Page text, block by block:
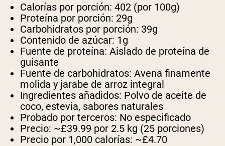
Calorías por porción: 402 (por 100g)
Proteína por porción: 29g
Carbohidratos por porción: 39g
Contenido de azúcar: 1g
Fuente de proteína: Aislado de proteína de
guisante
Fuente de carbohidratos: Avena finamente
molida y jarabe de arroz integral
Ingredientes añadidos: Polvo de aceite de
coco, estevia, sabores naturales
Probado por terceros: No especificado
Precio: ~£39.99 por 2.5 kg (25 porciones)
Precio por 1,000 calorías: ~£4.70